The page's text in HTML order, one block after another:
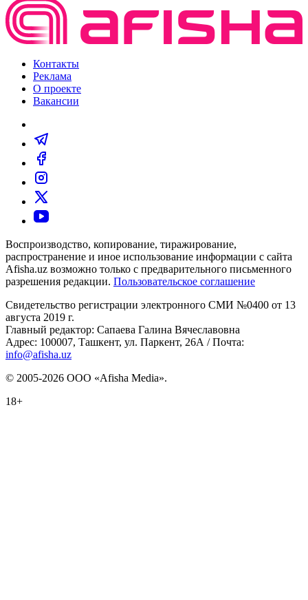
Контакты
Реклама
О проекте
Вакансии
Воспроизводство, копирование, тиражирование,
распространение и иное использование информации с сайта
Afisha.uz возможно только с предварительного письменного
разрешения редакции. Пользовательское соглашение
Свидетельство регистрации электронного СМИ №0400 от 13
августа 2019 г.
Главный редактор: Сапаева Галина Вячеславовна
Адрес: 100007, Ташкент, ул. Паркент, 26А / Почта:
info@afisha.uz
© 2005-2026 ООО «Afisha Media».
18+